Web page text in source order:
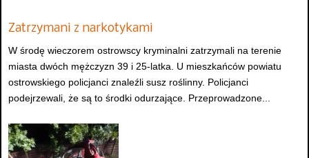
Zatrzymani z narkotykami
W środę wieczorem ostrowscy kryminalni zatrzymali na terenie
miasta dwóch mężczyzn 39 i 25-latka. U mieszkańców powiatu
ostrowskiego policjanci znaleźli susz roślinny. Policjanci
podejrzewali, że są to środki odurzające. Przeprowadzone...